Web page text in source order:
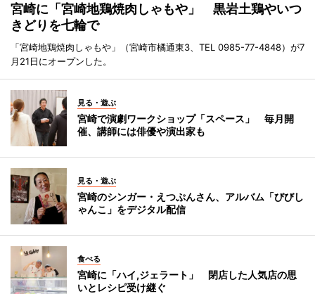
宮崎に「宮崎地鶏焼肉しゃもや」 黒岩土鶏やいつ
きどりを七輪で
「宮崎地鶏焼肉しゃもや」（宮崎市橘通東3、TEL 0985-77-4848）が7
月21日にオープンした。
見る・遊ぶ
宮崎で演劇ワークショップ「スペース」 毎月開
催、講師には俳優や演出家も
見る・遊ぶ
宮崎のシンガー・えつぷんさん、アルバム「びびし
ゃんこ」をデジタル配信
食べる
宮崎に「ハイ,ジェラート」 閉店した人気店の思
いとレシピ受け継ぐ